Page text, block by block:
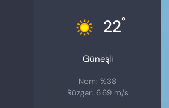
22°
Güneşli
Nem: %38
Rüzgar: 6.69 m/s